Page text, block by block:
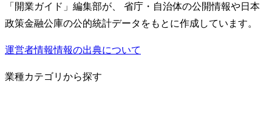
「開業ガイド」編集部が、 省庁・自治体の公開情報や日本
政策金融公庫の公的統計データをもとに作成しています。
運営者情報情報の出典について
業種カテゴリから探す